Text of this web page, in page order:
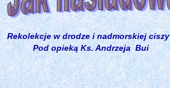
Rekolekcje w drodze i nadmorskiej ciszy
Pod opieką Ks. Andrzeja Bui